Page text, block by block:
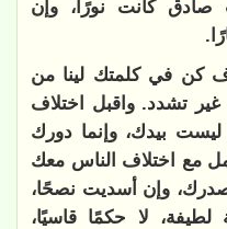
كانت نورًا، وإن
.
كن في كلمتك لينا من
تشدد. واقبل اختلاف
ليست بيدك، وإنما دورك
مع اختلاف الناس معك
وإن أسديت نصحًا،
لا حكمًا قاسيًا،